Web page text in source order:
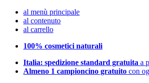
al menù principale
al contenuto
al carrello
100% cosmetici naturali
Italia: spedizione standard gratuita a
Almeno 1 campioncino gratuito con